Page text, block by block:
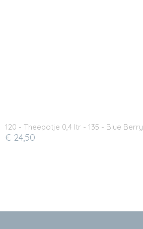
120 - Theepotje 0,4 ltr - 135 - Blue Berry
€ 24,50